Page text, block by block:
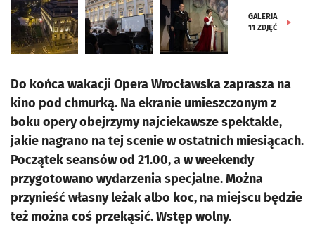
GALERIA
11 ZDJĘĆ
Do końca wakacji Opera Wrocławska zaprasza na
kino pod chmurką. Na ekranie umieszczonym z
boku opery obejrzymy najciekawsze spektakle,
jakie nagrano na tej scenie w ostatnich miesiącach.
Początek seansów od 21.00, a w weekendy
przygotowano wydarzenia specjalne. Można
przynieść własny leżak albo koc, na miejscu będzie
też można coś przekąsić. Wstęp wolny.